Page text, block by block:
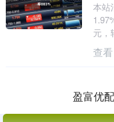
本站
元，
转
查看
盈富优